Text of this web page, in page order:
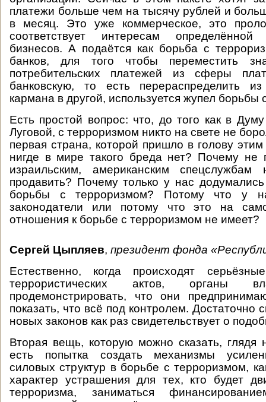
платежи больше чем на тысячу рублей и
в месяц. Это уже коммерческое, это
соответствует интересам
бизнесов. А подаётся как борьба с
банков, для того чтобы переместить
потребительских платежей из сферы
банковскую, то есть перераспределить
кармана в другой, используется жупел борьбы
Есть простой вопрос: что, до того как в
Луговой, с терроризмом никто на свете не
первая страна, которой пришло в голову
нигде в мире такого бреда нет? Почему не
израильским, американским спецслужбам
продавить? Почему только у нас
борьбы с терроризмом? Потому что у
законодатели или потому что это на
отношения к борьбе с терроризмом не имеет?
Сергей Цыпляев, президент фонда
Естественно, когда происходят
террористических актов, органы
продемонстрировать, что они
показать, что всё под контролем. Достаточно
новых законов как раз свидетельствует о
Вторая вещь, которую можно сказать, глядя
есть попытка создать механизмы
силовых структур в борьбе с терроризмом,
характер устрашения для тех, кто будет
терроризма, заниматься